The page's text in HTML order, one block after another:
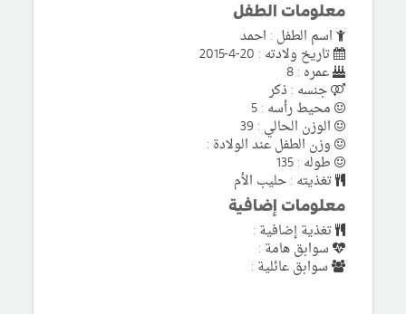
معلومات الطفل
اسم الطفل : احمد
تاريخ ولادته : 20-4-2015
عمره : 8
جنسه : ذكر
محيط رأسه : 5
الوزن الحالي : 39
وزن الطفل عند الولادة :
طوله : 135
تغذيته : حليب الأم
معلومات إضافية
تغذية إضافية :
سوابق هامة :
سوابق عائلية :